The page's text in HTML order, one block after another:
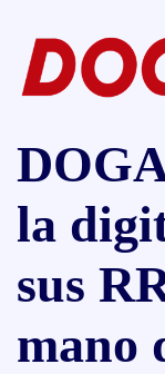
la
sus
mano